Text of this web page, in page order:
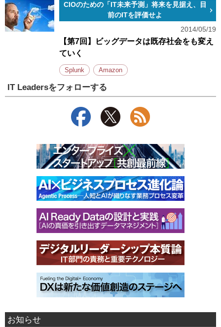
CIOのための「IT未来予測」将来を見据え、目
前のITを評価せよ
2014/05/19
【第7回】ビッグデータは既存社会をも変え
ていく
Splunk Amazon
IT Leadersをフォローする
お知らせ